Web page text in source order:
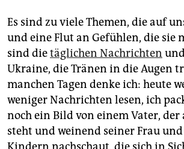
Es sind zu viele Themen, die auf
und eine Flut an Gefühlen, die sie
sind dietäglichen Nachrichten
Ukraine, die Tränen in die Augen
manchen Tagen denke ich: heute
weniger Nachrichten lesen, ich
noch ein Bild von einem Vater, der
steht und weinend seiner Frau